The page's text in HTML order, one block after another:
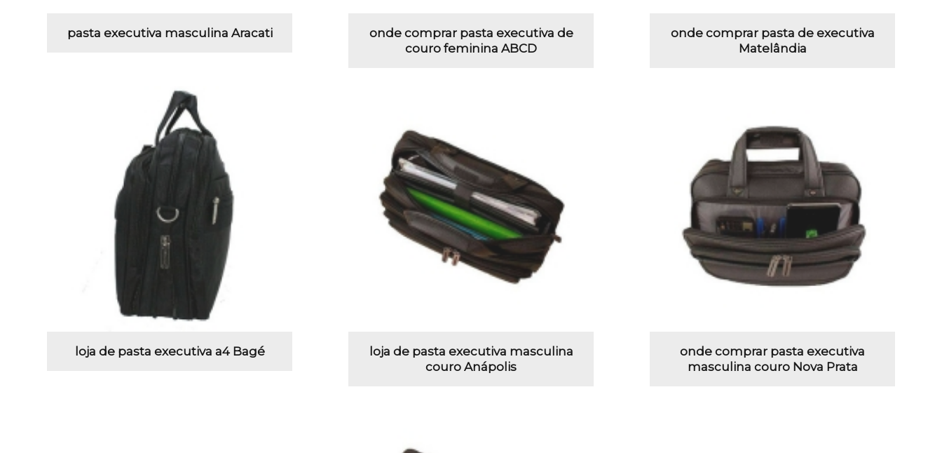
pasta executiva masculina Aracati
onde comprar pasta executiva de
couro feminina ABCD
onde comprar pasta de executiva
Matelândia
loja de pasta executiva a4 Bagé
loja de pasta executiva masculina
couro Anápolis
onde comprar pasta executiva
masculina couro Nova Prata